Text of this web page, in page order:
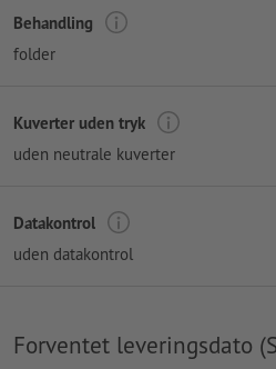
Behandling
folder
Kuverter uden tryk
uden neutrale kuverter
Datakontrol
uden datakontrol
Forventet leveringsdato